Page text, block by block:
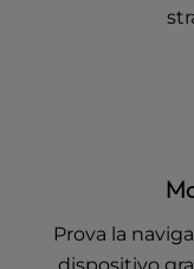
Prova la